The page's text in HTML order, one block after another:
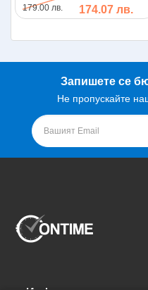
179.00 лв.
174.07 лв.
Запишете се
Не пропускайте